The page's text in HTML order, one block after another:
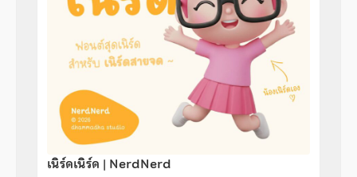
เนิร์ดเนิร์ด | NerdNerd